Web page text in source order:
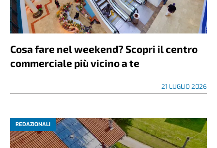
Cosa fare nel weekend? Scopri il centro
commerciale più vicino a te
21 LUGLIO 2026
REDAZIONALI